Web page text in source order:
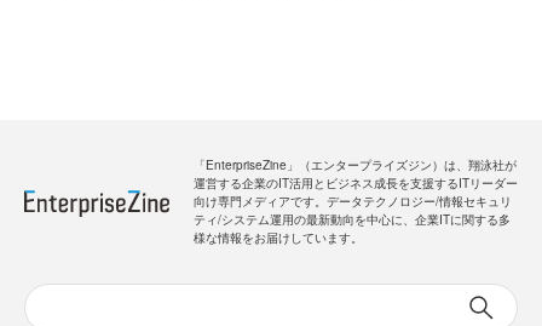
「EnterpriseZine」（エンタープライズジン）は、翔泳社が
運営する企業のIT活用とビジネス成長を支援するITリーダー
向け専門メディアです。データテクノロジー/情報セキュリ
ティ/システム運用の最新動向を中心に、企業ITに関する多
様な情報をお届けしています。